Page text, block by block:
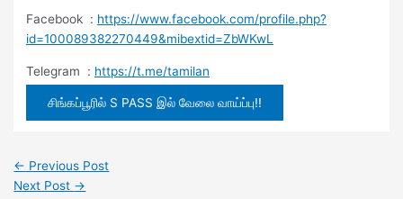
Facebook : https://www.facebook.com/profile.php?
id=100089382270449&mibextid=ZbWKwL
Telegram : https://t.me/tamilan
சிங்கப்பூரில் S PASS இல் வேலை வாய்ப்பு!!
← Previous Post
Next Post →